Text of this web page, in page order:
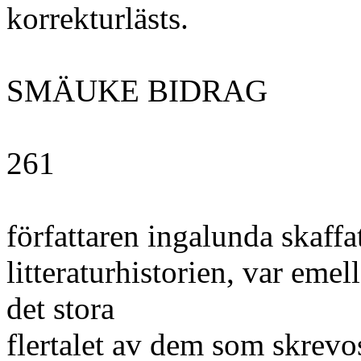
korrekturlästs.
SMÄUKE BIDRAG
261
författaren ingalunda
litteraturhistorien, var
det stora
flertalet av dem som